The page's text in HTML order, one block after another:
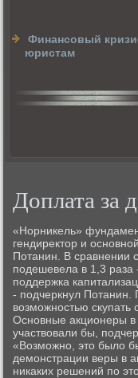
Финансовый
юристам
Доплата за
«Норникель»
гендиректор и
Потанин. В сравнении
подешевела в 1,3
поддержка
- подчеркнул Потанин.
возможностью скупать
Основные акционеры в
участвовали бы,
«Возможно, это было
демонстрации веры в
никаких решений по